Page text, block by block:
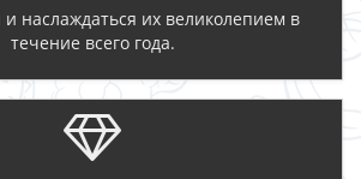
наслаждаться их великолепием в
течение всего года.